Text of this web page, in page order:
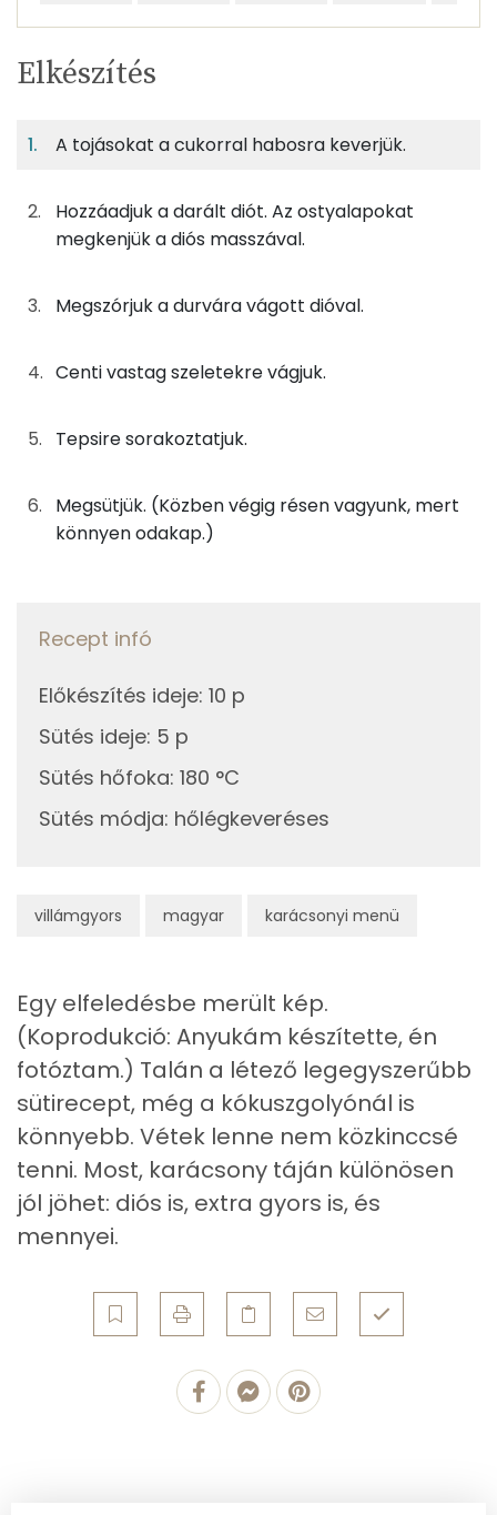
villámgyors magyar karácsonyi menü
Egy
adagban
10%
48%
29%
11gostyalap
tojás
6gdió
Összesen 359 kcal
TÁPANYAGTARTALOM
Egy
8
100
10%
Fehérje
48%
Szénhidrát
29%
Zsír
Magnézium
Kálcium
Szelén
Kolin:
Niacin - B3 vitamin:
E vitamin:
B6 vitamin:
Zsír
Összesen
21.7 g
Telített zsírsav
2 g
Egyszeresen telítetlen zsírsav:
3 g
Többszörösen telítetlen zsírsav
Ásványi anyagok
Elkészítés
A tojásokat a cukorral habosra keverjük.
Hozzáadjuk a darált diót. Az ostyalapokat
megkenjük a diós masszával.
Megszórjuk a durvára vágott dióval.
Centi vastag szeletekre vágjuk.
Tepsire sorakoztatjuk.
Megsütjük. (Közben végig résen vagyunk, mert
könnyen odakap.)
Recept infó
Előkészítés ideje: 10 p
Sütés ideje: 5 p
Sütés hőfoka: 180 °C
Sütés módja: hőlégkeveréses
Egy elfeledésbe merült kép.
(Koprodukció: Anyukám készítette, én
fotóztam.) Talán a létező legegyszerűbb
sütirecept, még a kókuszgolyónál is
könnyebb. Vétek lenne nem közkinccsé
tenni. Most, karácsony táján különösen
jól jöhet: diós is, extra gyors is, és
mennyei.